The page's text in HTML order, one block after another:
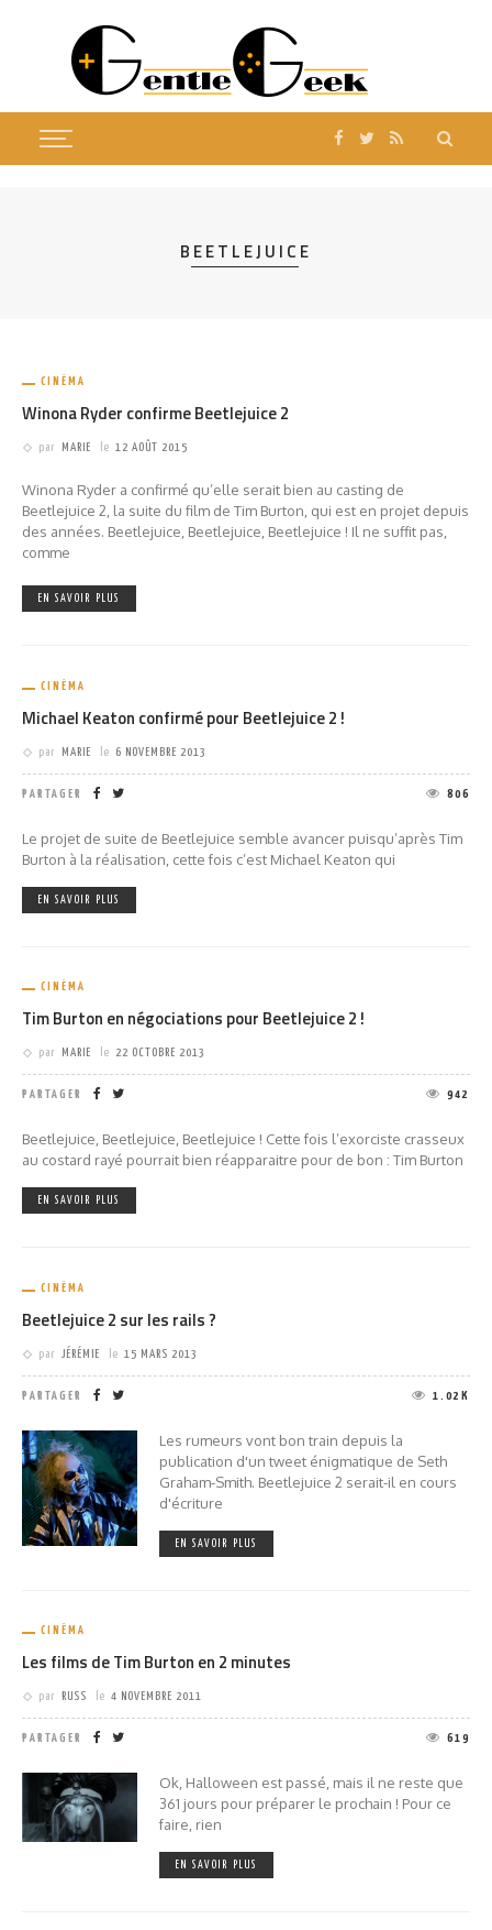
BEETLEJUICE
CINÉMA
Winona Ryder confirme Beetlejuice 2
par MARIE le 12 AOÛT 2015
Winona Ryder a confirmé qu’elle serait bien au casting de
Beetlejuice 2, la suite du film de Tim Burton, qui est en projet depuis
des années. Beetlejuice, Beetlejuice, Beetlejuice ! Il ne suffit pas,
comme
EN SAVOIR PLUS
CINÉMA
Michael Keaton confirmé pour Beetlejuice 2 !
par MARIE le 6 NOVEMBRE 2013
PARTAGER 806
Le projet de suite de Beetlejuice semble avancer puisqu’après Tim
Burton à la réalisation, cette fois c’est Michael Keaton qui
EN SAVOIR PLUS
CINÉMA
Tim Burton en négociations pour Beetlejuice 2 !
par MARIE le 22 OCTOBRE 2013
PARTAGER 942
Beetlejuice, Beetlejuice, Beetlejuice ! Cette fois l’exorciste crasseux
au costard rayé pourrait bien réapparaitre pour de bon : Tim Burton
EN SAVOIR PLUS
CINÉMA
Beetlejuice 2 sur les rails ?
par JÉRÉMIE le 15 MARS 2013
PARTAGER 1.02K
Les rumeurs vont bon train depuis la
publication d'un tweet énigmatique de Seth
Graham-Smith. Beetlejuice 2 serait-il en cours
d'écriture
EN SAVOIR PLUS
CINÉMA
Les films de Tim Burton en 2 minutes
par RUSS le 4 NOVEMBRE 2011
PARTAGER 619
Ok, Halloween est passé, mais il ne reste que
361 jours pour préparer le prochain ! Pour ce
faire, rien
EN SAVOIR PLUS